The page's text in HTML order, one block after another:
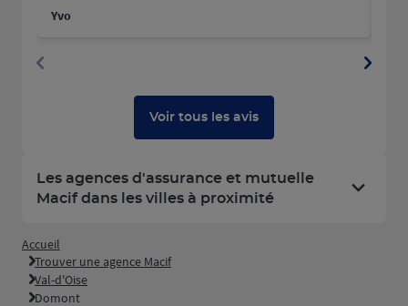
Yvo
Voir tous les avis
Les agences d'assurance et mutuelle
Macif dans les villes à proximité
Accueil
Trouver une agence Macif
Val-d'Oise
Domont